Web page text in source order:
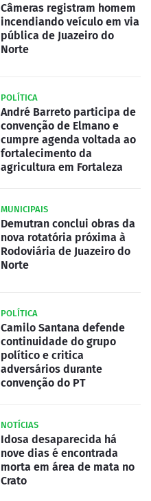
Câmeras registram homem
incendiando veículo em via
pública de Juazeiro do
Norte
POLÍTICA
André Barreto participa de
convenção de Elmano e
cumpre agenda voltada ao
fortalecimento da
agricultura em Fortaleza
MUNICIPAIS
Demutran conclui obras da
nova rotatória próxima à
Rodoviária de Juazeiro do
Norte
POLÍTICA
Camilo Santana defende
continuidade do grupo
político e critica
adversários durante
convenção do PT
NOTÍCIAS
Idosa desaparecida há
nove dias é encontrada
morta em área de mata no
Crato